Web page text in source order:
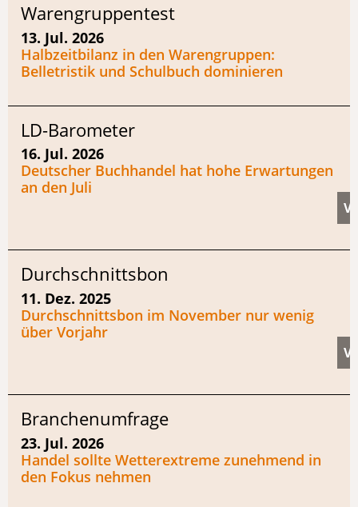
Warengruppentest
13. Jul. 2026
Halbzeitbilanz in den Warengruppen:
Belletristik und Schulbuch dominieren
LD-Barometer
16. Jul. 2026
Deutscher Buchhandel hat hohe Erwartungen
an den Juli
Durchschnittsbon
11. Dez. 2025
Durchschnittsbon im November nur wenig
über Vorjahr
Branchenumfrage
23. Jul. 2026
Handel sollte Wetterextreme zunehmend in
den Fokus nehmen